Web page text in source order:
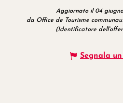
Aggiornato il 04 giugno
da Office de Tourisme
(Identificatore
Segnala